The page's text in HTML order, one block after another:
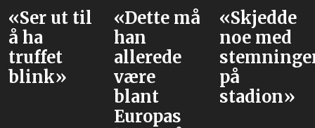
til
«Dette må
allerede
være
Europas
«Skjedde
noe med
stemningen
på
stadion»
Dette
PSG-
trolig